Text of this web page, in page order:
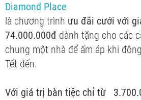
Diamond Place
là chương trình ưu đãi cưới với
74.000.000đ dành tặng cho các
chung một nhà để ấm áp khi
Tết đến.
Với giá trị bàn tiệc chỉ từ